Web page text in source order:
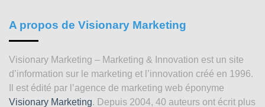
A propos de Visionary Marketing
Visionary Marketing – Marketing & Innovation est un site
d’information sur le marketing et l’innovation créé en 1996.
Il est édité par l’agence de marketing web éponyme
Visionary Marketing. Depuis 2004, 40 auteurs ont écrit plus